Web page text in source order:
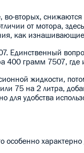
вторых,
от мотора,
как
Единственный
400 грамм 7507,
жидкости,
75 на 2 литра,
для удобства
особенно